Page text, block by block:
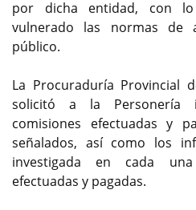
por dicha entidad, con
vulnerado las normas de
público.
La Procuraduría Provincial
solicitó a la Personería
comisiones efectuadas y
señalados, así como los
investigada en cada
efectuadas y pagadas.